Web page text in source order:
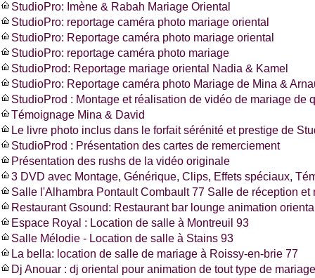
StudioPro: Imène & Rabah Mariage Oriental
StudioPro: reportage caméra photo mariage oriental
StudioPro: Reportage caméra photo mariage oriental
StudioPro: reportage caméra photo mariage
StudioProd: Reportage mariage oriental Nadia & Kamel
StudioPro: Reportage caméra photo Mariage de Mina &
StudioProd : Montage et réalisation de vidéo de mariage de
Témoignage Mina & David
Le livre photo inclus dans le forfait sérénité et prestige de
StudioProd : Présentation des cartes de remerciement
Présentation des rushs de la vidéo originale
3 DVD avec Montage, Générique, Clips, Effets spéciaux,
Salle l'Alhambra Pontault Combault 77 Salle de réception et
Restaurant Gsound: Restaurant bar lounge animation
Espace Royal : Location de salle à Montreuil 93
Salle Mélodie - Location de salle à Stains 93
La bella: location de salle de mariage à Roissy-en-brie 77
Dj Anouar : dj oriental pour animation de tout type de mariage